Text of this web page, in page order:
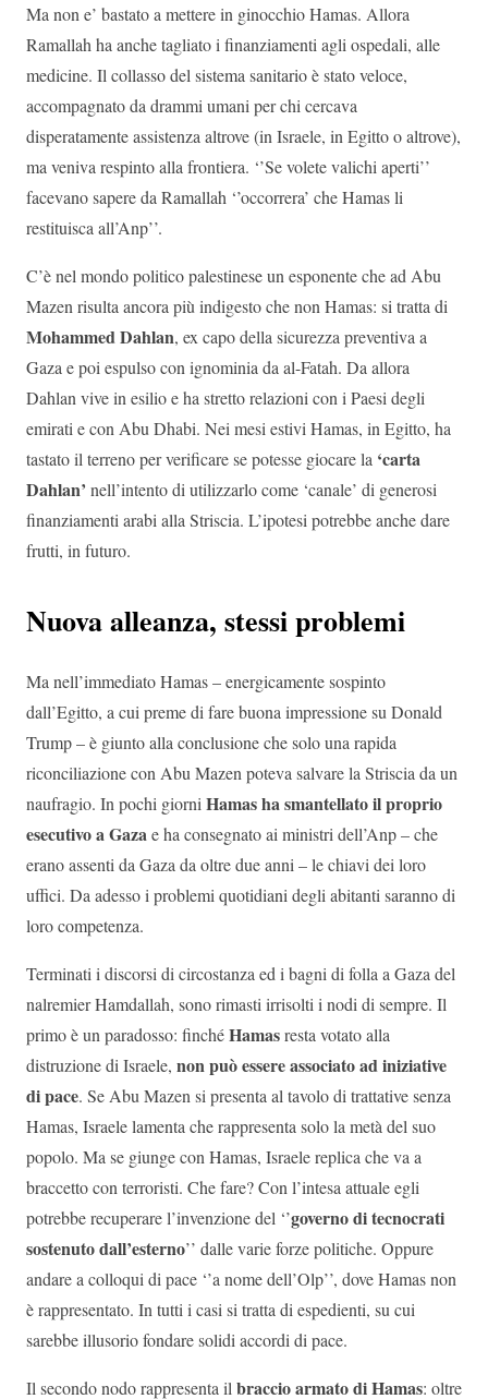
Ma non e’ bastato a mettere in ginocchio Hamas. Allora
Ramallah ha anche tagliato i finanziamenti agli ospedali, alle
medicine. Il collasso del sistema sanitario è stato veloce,
accompagnato da drammi umani per chi cercava
disperatamente assistenza altrove (in Israele, in Egitto o altrove),
ma veniva respinto alla frontiera. ‘’Se volete valichi aperti’’
facevano sapere da Ramallah ‘’occorrera’ che Hamas li
restituisca all’Anp’’.
C’è nel mondo politico palestinese un esponente che ad Abu
Mazen risulta ancora più indigesto che non Hamas: si tratta di
Mohammed Dahlan, ex capo della sicurezza preventiva a
Gaza e poi espulso con ignominia da al-Fatah. Da allora
Dahlan vive in esilio e ha stretto relazioni con i Paesi degli
emirati e con Abu Dhabi. Nei mesi estivi Hamas, in Egitto, ha
tastato il terreno per verificare se potesse giocare la ‘carta
Dahlan’ nell’intento di utilizzarlo come ‘canale’ di generosi
finanziamenti arabi alla Striscia. L’ipotesi potrebbe anche dare
frutti, in futuro.
Nuova alleanza, stessi problemi
Ma nell’immediato Hamas – energicamente sospinto
dall’Egitto, a cui preme di fare buona impressione su Donald
Trump – è giunto alla conclusione che solo una rapida
riconciliazione con Abu Mazen poteva salvare la Striscia da un
naufragio. In pochi giorni Hamas ha smantellato il proprio
esecutivo a Gazae ha consegnato ai ministri dell’Anp – che
erano assenti da Gaza da oltre due anni – le chiavi dei loro
uffici. Da adesso i problemi quotidiani degli abitanti saranno di
loro competenza.
Terminati i discorsi di circostanza ed i bagni di folla a Gaza del
nalremier Hamdallah, sono rimasti irrisolti i nodi di sempre. Il
primo è un paradosso: finchéHamasresta votato alla
distruzione di Israele, non può essere associato ad iniziative
di pace. Se Abu Mazen si presenta al tavolo di trattative senza
Hamas, Israele lamenta che rappresenta solo la metà del suo
popolo. Ma se giunge con Hamas, Israele replica che va a
braccetto con terroristi. Che fare? Con l’intesa attuale egli
potrebbe recuperare l’invenzione del ‘’governo di tecnocrati
sostenuto dall’esterno’’ dalle varie forze politiche. Oppure
andare a colloqui di pace ‘’a nome dell’Olp’’, dove Hamas non
è rappresentato. In tutti i casi si tratta di espedienti, su cui
sarebbe illusorio fondare solidi accordi di pace.
Il secondo nodo rappresenta il braccio armato di Hamas: oltre